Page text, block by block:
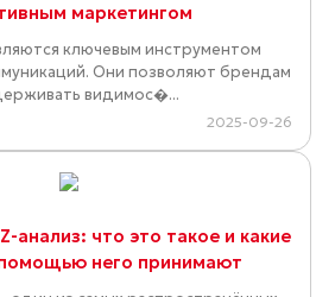
маркетингом
ключевым инструментом
Они позволяют брендам
видимос�...
2025-09-26
анализ: что это такое и какие
него принимают